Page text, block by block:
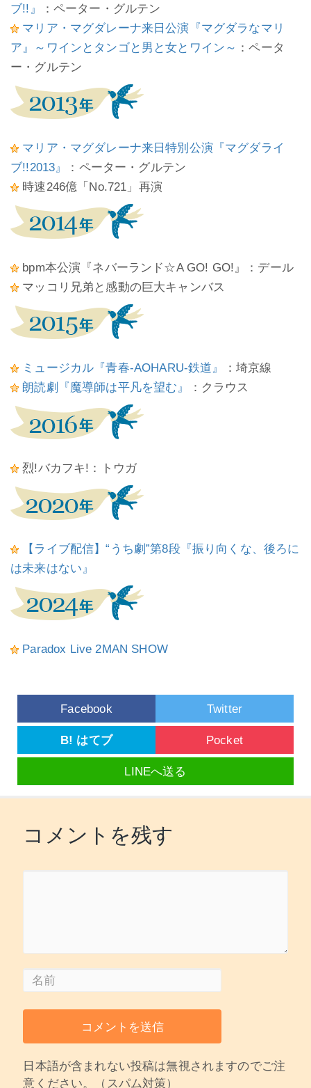
ブ!!』
：ペーター・グルテン
マリア・マグダレーナ来日公演『マグダラなマリ
ア』～ワインとタンゴと男と女とワイン～ ：ペータ
ー・グルテン
マリア・マグダレーナ来日特別公演『マグダライ
ブ!!2013』
：ペーター・グルテン
時速246億「No.721」再演
bpm本公演『ネバーランド☆A GO! GO!』：デール
マッコリ兄弟と感動の巨大キャンバス
ミュージカル『青春-AOHARU-鉄道』
：埼京線
朗読劇『魔導師は平凡を望む』
：クラウス
烈!バカフキ!：トウガ
【ライブ配信】“うち劇”第8段『振り向くな、後ろに
は未来はない』
Paradox Live 2MAN SHOW
Facebook Twitter
B! はてブ Pocket
LINEへ送る
コメントを残す
日本語が含まれない投稿は無視されますのでご注
意ください。（スパム対策）